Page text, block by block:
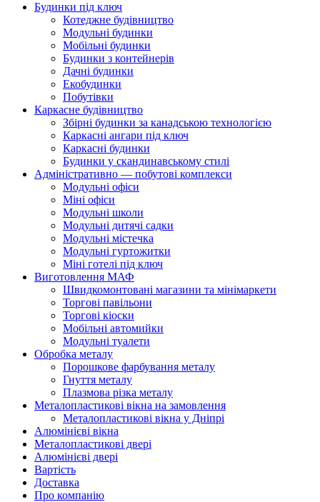
Будинки під ключ
Котеджне будівництво
Модульні будинки
Мобільні будинки
Будинки з контейнерів
Дачні будинки
Екобудинки
Побутівки
Каркасне будівництво
Збірні будинки за канадською технологією
Каркасні ангари під ключ
Каркасні будинки
Будинки у скандинавському стилі
Адміністративно — побутові комплекси
Модульні офіси
Міні офіси
Модульні школи
Модульні дитячі садки
Модульні містечка
Модульні гуртожитки
Міні готелі під ключ
Виготовлення МАФ
Швидкомонтовані магазини та мінімаркети
Торгові павільони
Торгові кіоски
Мобільні автомийки
Модульні туалети
Обробка металу
Порошкове фарбування металу
Гнуття металу
Плазмова різка металу
Металопластикові вікна на замовлення
Металопластикові вікна у Дніпрі
Алюмінієві вікна
Металопластикові двері
Алюмінієві двері
Вартість
Доставка
Про компанію